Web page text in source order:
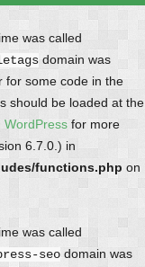
was called
domain was
for some code in the
should be loaded at the
WordPress for more
6.7.0.) in
functions.php on
was called
seo domain was